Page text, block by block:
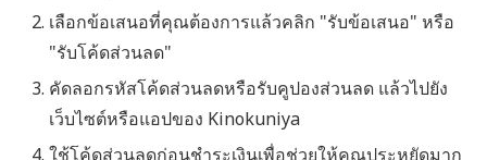
เลือกข้อเสนอที่คุณต้องการแล้วคลิก "รับข้อเสนอ" หรือ
"รับโค้ดส่วนลด"
คัดลอกรหัสโค้ดส่วนลดหรือรับคูปองส่วนลด แล้วไปยัง
เว็บไซต์หรือแอปของ Kinokuniya
ใช้โค้ดส่วนลดก่อนชำระเงินเพื่อช่วยให้คุณประหยัดมาก